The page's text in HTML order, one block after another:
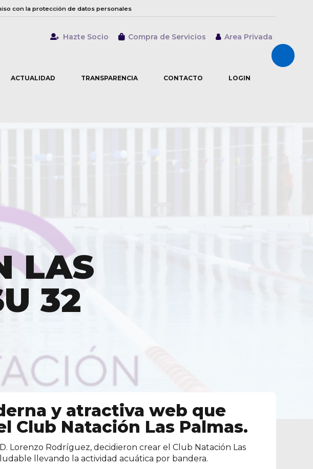
Abrir/
con la protección de datos personales
Hazte Socio Compra de Servicios Area Privada
ACTUALIDAD TRANSPARENCIA CONTACTO LOGIN
LAS
32
y atractiva web que
Club Natación Las Palmas.
Lorenzo Rodríguez, decidieron crear el Club Natación Las
llevando la actividad acuática por bandera.